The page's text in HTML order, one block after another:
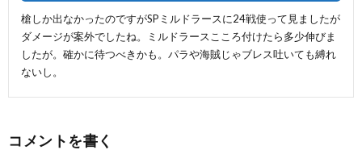
槍しか出なかったのですがSPミルドラースに24戦使って見ましたが
ダメージが案外でしたね。ミルドラースこころ付けたら多少伸びま
したが。確かに待つべきかも。パラや海賊じゃブレス吐いても縛れ
ないし。
コメントを書く